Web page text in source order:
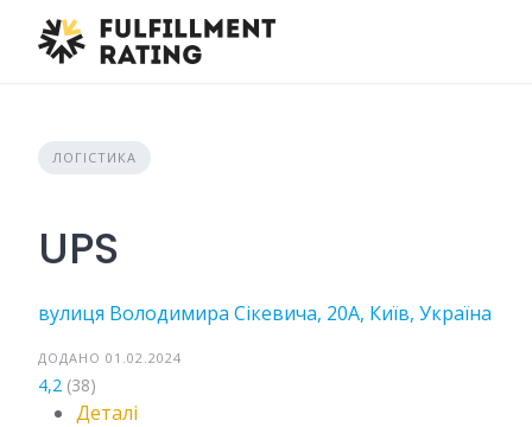
content
ЛОГІСТИКА
UPS
вулиця Володимира Сікевича, 20А, Київ, Україна
ДОДАНО 01.02.2024
4,2 (38)
Деталі